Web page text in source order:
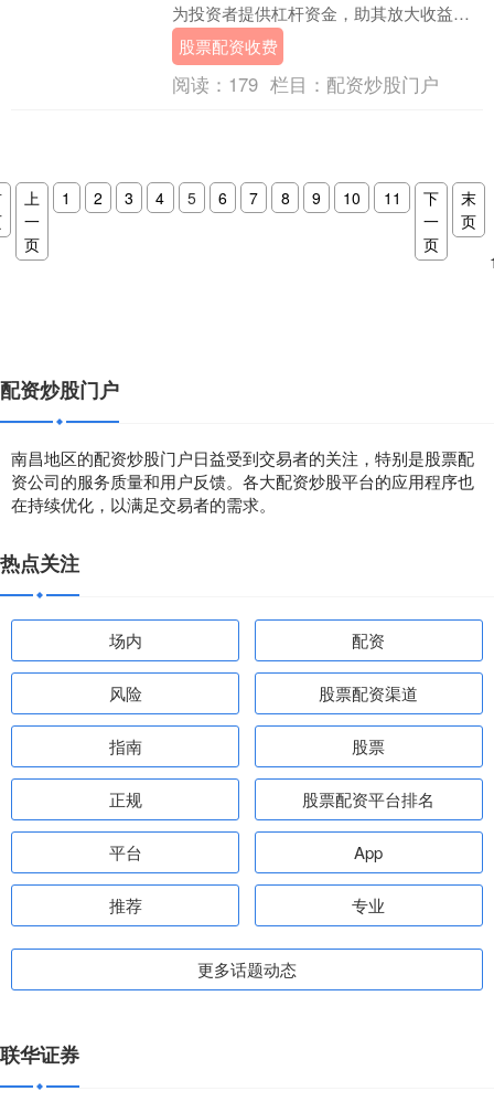
为投资者提供杠杆资金，助其放大收益。
股票配资是指投资者通过配资平台借入资
金，用于购买股....
股票配资收费
阅读： 179 栏目： 配资炒股门户
上
一
页
1 2 3 4 5 6 7 8 9 10 11
下
一
页
末
页
配资炒股门户
南昌地区的配资炒股门户日益受到交易者的关注，特别是股票配
资公司的服务质量和用户反馈。各大配资炒股平台的应用程序也
在持续优化，以满足交易者的需求。
热点关注
场内 配资
风险 股票配资渠道
指南 股票
正规 股票配资平台排名
平台 App
推荐 专业
更多话题动态
联华证券